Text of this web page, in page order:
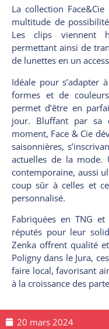
La collection
multitude de
Les clips viennent
permettant ainsi de
de lunettes en un
Idéale pour s’adapter
formes et de
permet d’être en
jour. Bluffant par sa
moment, Face & Cie
saisonnières,
actuelles de la mode.
contemporaine, aussi
coup sûr à celles et
personnalisé.
Fabriquées en TNG
réputés pour leur
Zenka offrent qualité
Poligny dans le Jura,
faire local, favorisant
à la croissance des
20 mars 2024